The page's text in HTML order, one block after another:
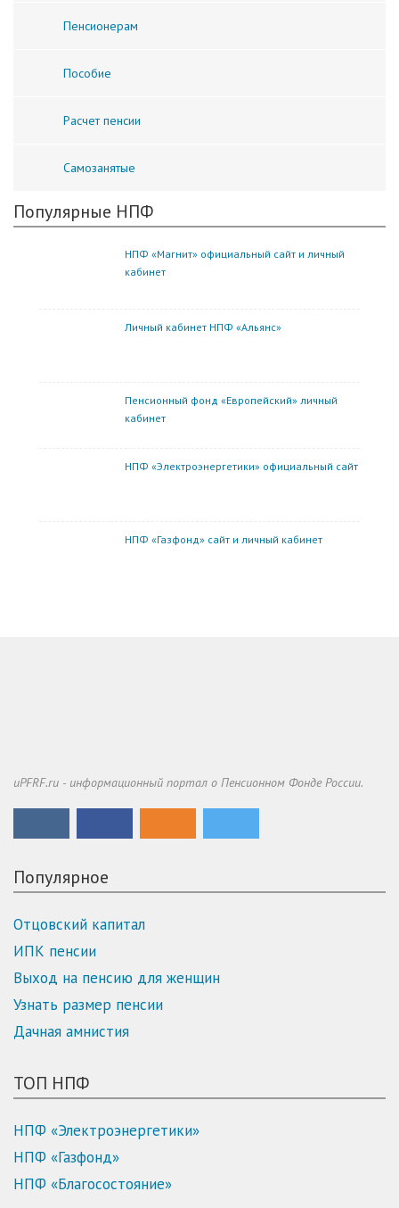
Пенсионерам
Пособие
Расчет пенсии
Самозанятые
Популярные НПФ
НПФ «Магнит» официальный сайт и личный
кабинет
Личный кабинет НПФ «Альянс»
Пенсионный фонд «Европейский» личный
кабинет
НПФ «Электроэнергетики» официальный сайт
НПФ «Газфонд» сайт и личный кабинет
uPFRF.ru - информационный портал о Пенсионном Фонде России.
Популярное
Отцовский капитал
ИПК пенсии
Выход на пенсию для женщин
Узнать размер пенсии
Дачная амнистия
ТОП НПФ
НПФ «Электроэнергетики»
НПФ «Газфонд»
НПФ «Благосостояние»